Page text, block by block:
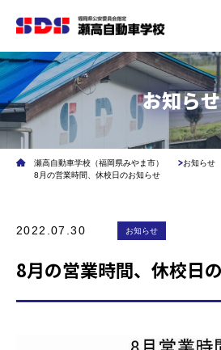
トップページ
教習案内
施設案内
無料送迎バス
お知らせ
瀬高自動車学校（福岡県みやま市）
お知らせ
8月の営業時間、休校日のお知らせ
2022.07.30 お知らせ
8月の営業時間、休校日